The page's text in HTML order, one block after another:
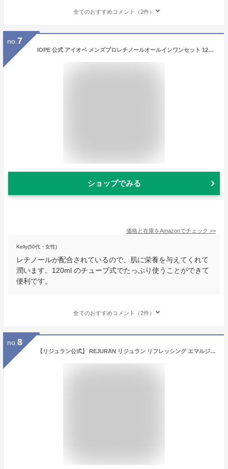
全てのおすすめコメント（2件）
no. 7
IOPE 公式 アイオペ メンズプロレチノールオールインワンセット 120ml レチノール美容液 スキンケア メンズ美容液 エッセンス 美容液 男性化粧品 韓国コスメ
ショップでみる
価格と在庫をAmazonでチェック >>
Kelly(50代・女性)
レチノールが配合されているので、肌に栄養を与えてくれて
潤います。120ml のチューブ式でたっぷり使うことができて
便利です。
全てのおすすめコメント（2件）
no. 8
【リジュラン公式】 REJURAN リジュラン リフレッシング エマルジョン 45mL 韓国コスメ スキンケア PDRN (c-PDRN) 乳液 肌荒れ 敏感肌 ニキビ 保湿 くすみ メンズ 化粧品 乾燥肌 うるおい 肌再生 エイジングケア ジェンダーレス 送料無料